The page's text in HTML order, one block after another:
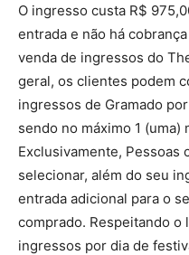
O ingresso custa R$
entrada e não há
venda de ingressos do
geral, os clientes podem
ingressos de Gramado
sendo no máximo 1 (uma)
Exclusivamente, Pessoas
selecionar, além do seu
entrada adicional para o
comprado. Respeitando o
ingressos por dia de